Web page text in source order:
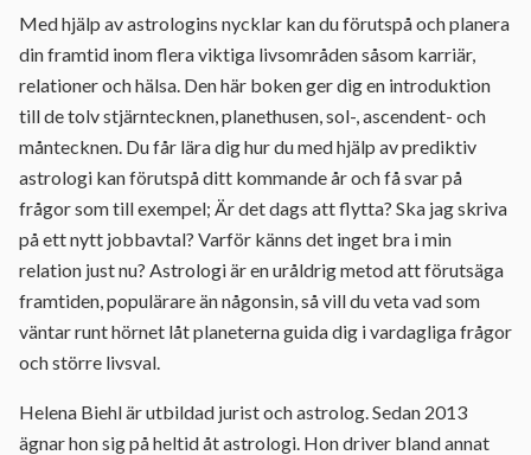
Med hjälp av astrologins nycklar kan du förutspå och planera
din framtid inom flera viktiga livsområden såsom karriär,
relationer och hälsa. Den här boken ger dig en introduktion
till de tolv stjärntecknen, planethusen, sol-, ascendent- och
måntecknen. Du får lära dig hur du med hjälp av prediktiv
astrologi kan förutspå ditt kommande år och få svar på
frågor som till exempel; Är det dags att flytta? Ska jag skriva
på ett nytt jobbavtal? Varför känns det inget bra i min
relation just nu? Astrologi är en uråldrig metod att förutsäga
framtiden, populärare än någonsin, så vill du veta vad som
väntar runt hörnet låt planeterna guida dig i vardagliga frågor
och större livsval.
Helena Biehl är utbildad jurist och astrolog. Sedan 2013
ägnar hon sig på heltid åt astrologi. Hon driver bland annat